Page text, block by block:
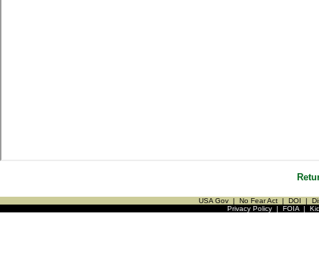
USA Gov | No Fear Act | DOI |
Privacy Policy| FOIA|